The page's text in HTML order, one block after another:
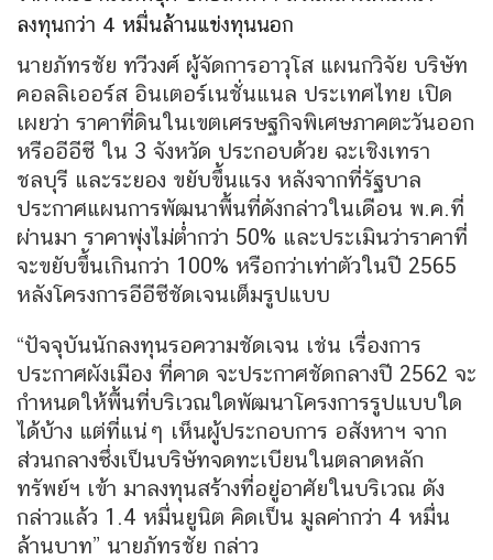
ลงทุนกว่า 4 หมื่นล้านแข่งทุนนอก
นายภัทรชัย ทวีวงศ์ ผู้จัดการอาวุโส แผนกวิจัย บริษัท
คอลลิเออร์ส อินเตอร์เนชั่นแนล ประเทศไทย เปิด
เผยว่า ราคาที่ดินในเขตเศรษฐกิจพิเศษภาคตะวันออก
หรืออีอีซี ใน 3 จังหวัด ประกอบด้วย ฉะเชิงเทรา
ชลบุรี และระยอง ขยับขึ้นแรง หลังจากที่รัฐบาล
ประกาศแผนการพัฒนาพื้นที่ดังกล่าวในเดือน พ.ค.ที่
ผ่านมา ราคาพุ่งไม่ต่ำกว่า 50% และประเมินว่าราคาที่
จะขยับขึ้นเกินกว่า 100% หรือกว่าเท่าตัวในปี 2565
หลังโครงการอีอีซีชัดเจนเต็มรูปแบบ
“ปัจจุบันนักลงทุนรอความชัดเจน เช่น เรื่องการ
ประกาศผังเมือง ที่คาด จะประกาศชัดกลางปี 2562 จะ
กำหนดให้พื้นที่บริเวณใดพัฒนาโครงการรูปแบบใด
ได้บ้าง แต่ที่แน่ๆ เห็นผู้ประกอบการ อสังหาฯ จาก
ส่วนกลางซึ่งเป็นบริษัทจดทะเบียนในตลาดหลัก
ทรัพย์ฯ เข้า มาลงทุนสร้างที่อยู่อาศัยในบริเวณ ดัง
กล่าวแล้ว 1.4 หมื่นยูนิต คิดเป็น มูลค่ากว่า 4 หมื่น
ล้านบาท” นายภัทรชัย กล่าว